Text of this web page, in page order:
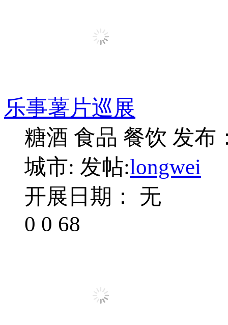
乐事薯片巡展
糖酒 食品 餐饮 发布
城市: 发帖:longwei
开展日期： 无
0 0 68